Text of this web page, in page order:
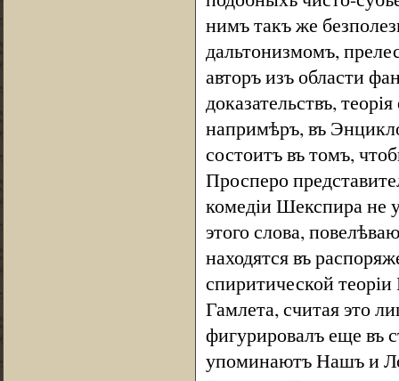
нимъ такъ же
дальтонизмомъ,
авторъ изъ области
доказательствъ,
напримѣръ, въ
состоитъ въ томъ,
Просперо
комедіи Шекспира не
этого слова,
находятся въ
спиритической
Гамлета, считая это
фигурировалъ еще въ
упоминаютъ Нашъ и